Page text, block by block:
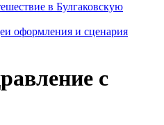
в Булгаковскую
оформления и сценария
с